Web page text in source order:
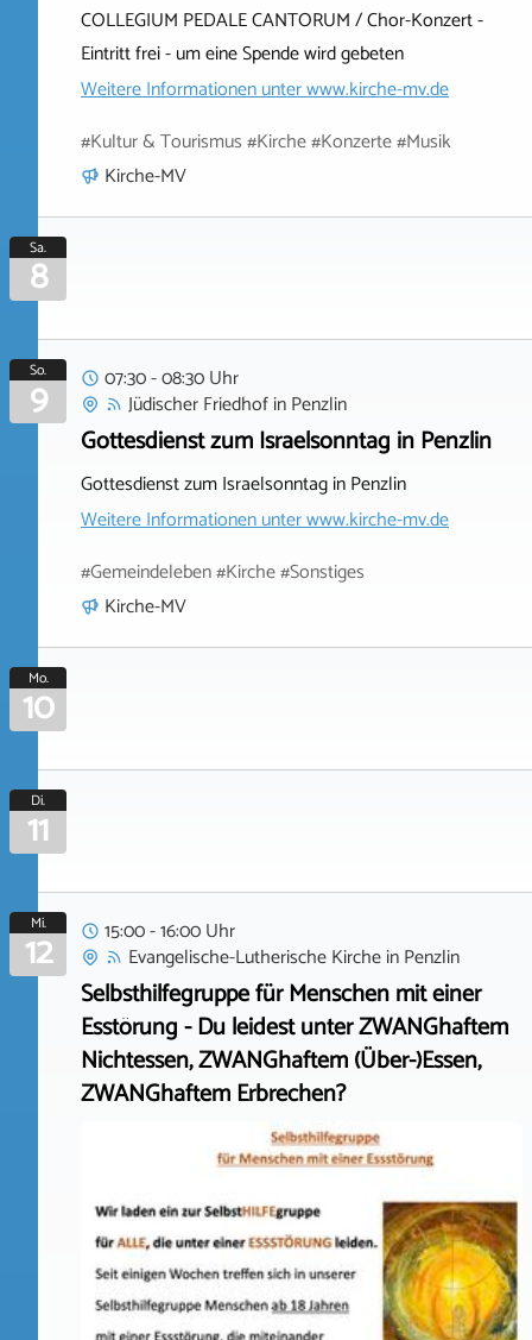
COLLEGIUM PEDALE CANTORUM / Chor-Konzert -
Eintritt frei - um eine Spende wird gebeten
Weitere Informationen unterwww.kirche-mv.de
#Kultur & Tourismus #Kirche #Konzerte #Musik
Kirche-MV
Sa.
8
So.
9
07:30 - 08:30 Uhr
Jüdischer FriedhofinPenzlin
Gottesdienst zum Israelsonntag in Penzlin
Gottesdienst zum Israelsonntag in Penzlin
Weitere Informationen unterwww.kirche-mv.de
#Gemeindeleben #Kirche #Sonstiges
Kirche-MV
Mo.
10
Di.
11
Mi.
12
15:00 - 16:00 Uhr
Evangelische-Lutherische KircheinPenzlin
Selbsthilfegruppe für Menschen mit einer
Esstörung - Du leidest unter ZWANGhaftem
Nichtessen, ZWANGhaftem (Über-)Essen,
ZWANGhaftem Erbrechen?